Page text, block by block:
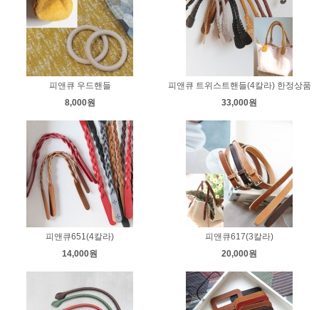
피앤큐 우드핸들
8,000원
피앤큐 트위스트핸들(4칼라) 한정상품
33,000원
피앤큐651(4칼라)
14,000원
피앤큐617(3칼라)
20,000원